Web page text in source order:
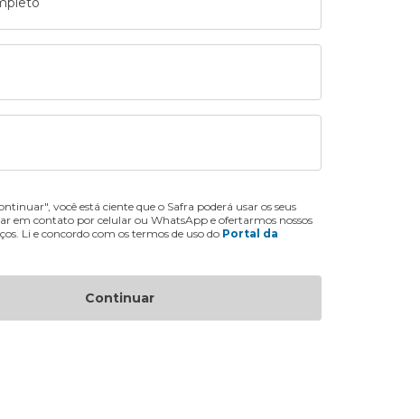
você está ciente que o Safra poderá usar os seus
em contato por celular ou WhatsApp e ofertarmos nossos
Li e concordo com os termos de uso do Portal da
Continuar